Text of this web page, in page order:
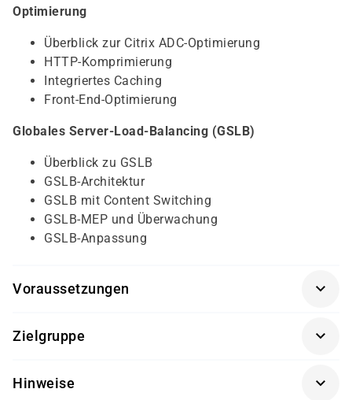
Optimierung
Überblick zur Citrix ADC-Optimierung
HTTP-Komprimierung
Integriertes Caching
Front-End-Optimierung
Globales Server-Load-Balancing (GSLB)
Überblick zu GSLB
GSLB-Architektur
GSLB mit Content Switching
GSLB-MEP und Überwachung
GSLB-Anpassung
Voraussetzungen
Netzwerktechnik empfohlen
Zielgruppe
die NetScaler ADC einsetzen und verwalten wollen
Hinweise